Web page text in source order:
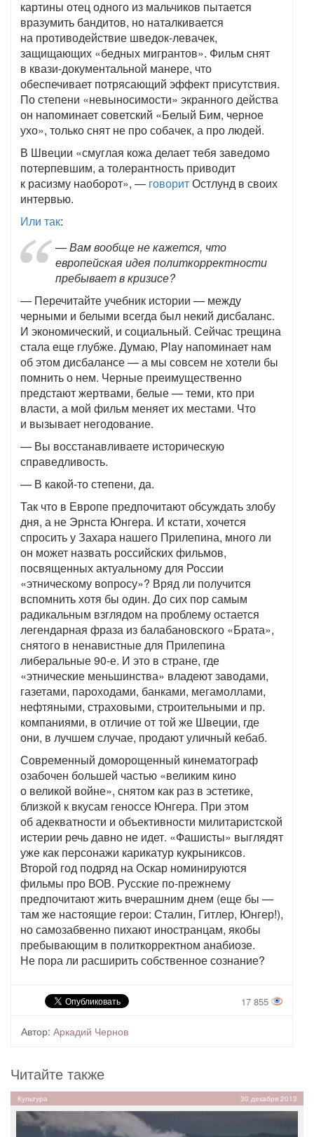
картины отец одного из мальчиков пытается
вразумить бандитов, но наталкивается
на противодействие шведок-левачек,
защищающих «бедных мигрантов». Фильм снят
в квази-документальной манере, что
обеспечивает потрясающий эффект присутствия.
По степени «невыносимости» экранного действа
он напоминает советский «Белый Бим, черное
ухо», только снят не про собачек, а про людей.
В Швеции «смуглая кожа делает тебя заведомо
потерпевшим, а толерантность приводит
к расизму наоборот», — говоритОстлунд в своих
интервью.
Или так:
— Вам вообще не кажется, что
европейская идея политкорректности
пребывает в кризисе?
— Перечитайте учебник истории — между
черными и белыми всегда был некий дисбаланс.
И экономический, и социальный. Сейчас трещина
стала еще глубже. Думаю, Play напоминает нам
об этом дисбалансе — а мы совсем не хотели бы
помнить о нем. Черные преимущественно
предстают жертвами, белые — теми, кто при
власти, а мой фильм меняет их местами. Что
и вызывает негодование.
— Вы восстанавливаете историческую
справедливость.
— В какой-то степени, да.
Так что в Европе предпочитают обсуждать злобу
дня, а не Эрнста Юнгера. И кстати, хочется
спросить у Захара нашего Прилепина, много ли
он может назвать российских фильмов,
посвященных актуальному для России
«этническому вопросу»? Вряд ли получится
вспомнить хотя бы один. До сих пор самым
радикальным взглядом на проблему остается
легендарная фраза из балабановского «Брата»,
снятого в ненавистные для Прилепина
либеральные 90-е. И это в стране, где
«этнические меньшинства» владеют заводами,
газетами, пароходами, банками, мегамоллами,
нефтяными, страховыми, строительными и пр.
компаниями, в отличие от той же Швеции, где
они, в лучшем случае, продают уличный кебаб.
Современный доморощенный кинематограф
озабочен большей частью «великим кино
о великой войне», снятом как раз в эстетике,
близкой к вкусам геноссе Юнгера. При этом
об адекватности и объективности милитаристской
истерии речь давно не идет. «Фашисты» выглядят
уже как персонажи карикатур кукрыниксов.
Второй год подряд на Оскар номинируются
фильмы про ВОВ. Русские по-прежнему
предпочитают жить вчерашним днем (еще бы —
там же настоящие герои: Сталин, Гитлер, Юнгер!),
но самозабвенно пихают иностранцам, якобы
пребывающим в политкорректном анабиозе.
Не пора ли расширить собственное сознание?
17 855
Автор: Аркадий Чернов
Читайте также
Культура 30 декабря 2013